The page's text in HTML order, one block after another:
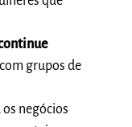
grupos de
negócios